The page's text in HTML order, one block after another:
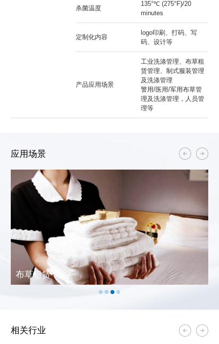
杀菌温度
135°℃ (275°F)/20
minutes
定制化内容
logo印刷、打码、写
码、设计等
产品应用场景
工业洗涤管理、布草租
赁管理、制式服装管理
及洗涤管理
警用/医用/军用布草管
理及洗涤管理，人员管
理等
应用场景
布草租赁
相关行业